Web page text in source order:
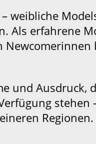
weibliche
Als erfahrene
Newcomerinnen
und Ausdruck,
stehen